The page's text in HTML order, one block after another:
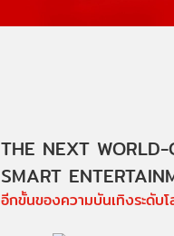
THE NEXT WORLD-
SMART
อีกขั้นของความบันเทิงระดับ